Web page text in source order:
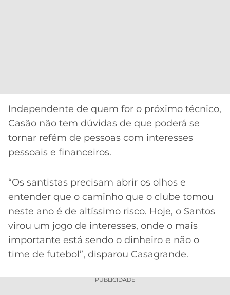
Independente de quem for o próximo técnico,
Casão não tem dúvidas de que poderá se
tornar refém de pessoas com interesses
pessoais e financeiros.
“Os santistas precisam abrir os olhos e
entender que o caminho que o clube tomou
neste ano é de altíssimo risco. Hoje, o Santos
virou um jogo de interesses, onde o mais
importante está sendo o dinheiro e não o
time de futebol”, disparou Casagrande.
PUBLICIDADE